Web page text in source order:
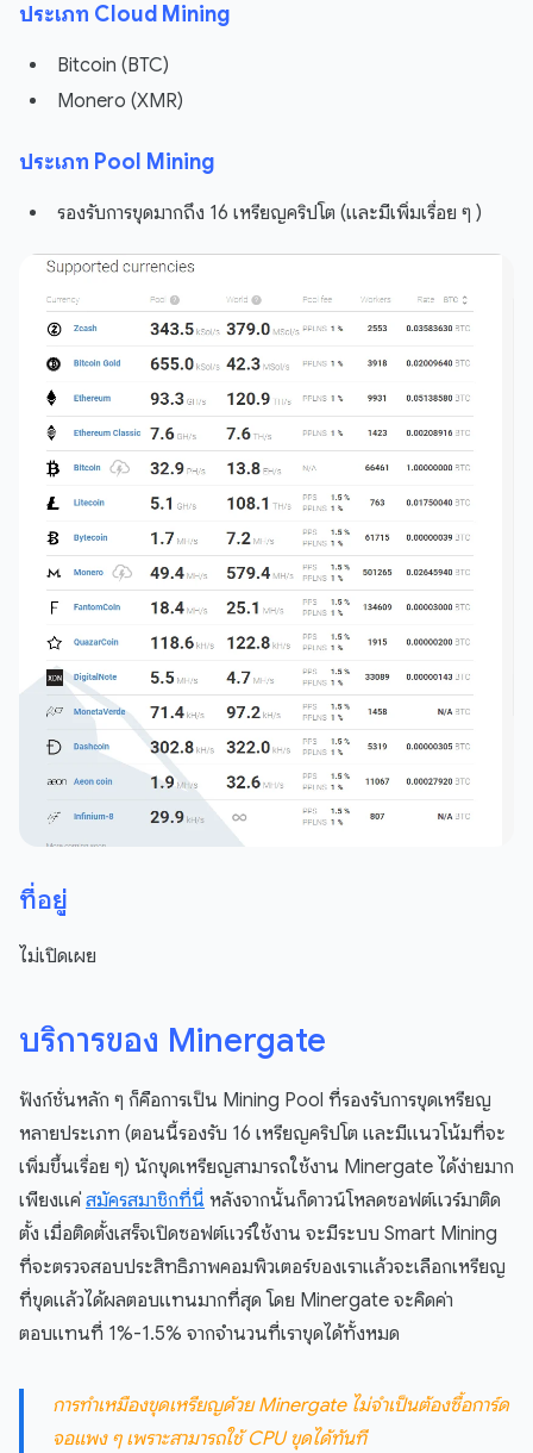
ประเภท Cloud Mining
Bitcoin (BTC)
Monero (XMR)
ประเภท Pool Mining
รองรับการขุดมากถึง 16 เหรียญคริปโต (และมีเพิ่มเรื่อย ๆ )
ที่อยู่
ไม่เปิดเผย
บริการของ Minergate
ฟังก์ชั่นหลัก ๆ ก็คือการเป็น Mining Pool ที่รองรับการขุดเหรียญ
หลายประเภท (ตอนนี้รองรับ 16 เหรียญคริปโต และมีแนวโน้มที่จะ
เพิ่มขึ้นเรื่อย ๆ) นักขุดเหรียญสามารถใช้งาน Minergate ได้ง่ายมาก
เพียงแค่ สมัครสมาชิกที่นี่ หลังจากนั้นก็ดาวน์โหลดซอฟต์แวร์มาติด
ตั้ง เมื่อติดตั้งเสร็จเปิดซอฟต์แวร์ใช้งาน จะมีระบบ Smart Mining
ที่จะตรวจสอบประสิทธิภาพคอมพิวเตอร์ของเราแล้วจะเลือกเหรียญ
ที่ขุดแล้วได้ผลตอบแทนมากที่สุด โดย Minergate จะคิดค่า
ตอบแทนที่ 1%-1.5% จากจำนวนที่เราขุดได้ทั้งหมด
การทำเหมืองขุดเหรียญด้วย Minergate ไม่จำเป็นต้องซื้อการ์ด
จอแพง ๆ เพราะสามารถใช้ CPU ขุดได้ทันที